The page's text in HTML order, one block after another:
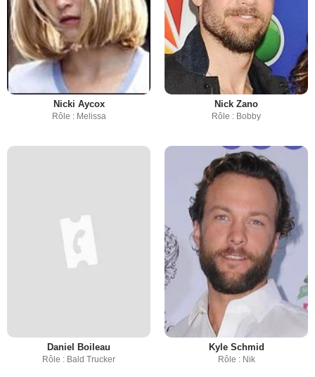
Nicki Aycox
Rôle : Melissa
Nick Zano
Rôle : Bobby
Daniel Boileau
Rôle : Bald Trucker
Kyle Schmid
Rôle : Nik